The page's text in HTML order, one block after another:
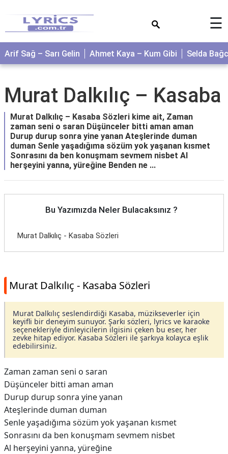
☰
Arif Sağ – Sarı Gelin Ahmet Kaya – Kum Gibi Selda
Murat Dalkılıç – Kasaba
Murat Dalkılıç – Kasaba Sözleri kime ait, Zaman
zaman seni o saran Düşünceler bitti aman aman
Durup durup sonra yine yanan Ateşlerinde duman
duman Senle yaşadığıma sözüm yok yaşanan kısmet
Sonrasını da ben konuşmam sevmem nisbet Al
herşeyini yanna, yüreğine Benden ne ...
Bu Yazımızda Neler Bulacaksınız ?
Murat Dalkılıç - Kasaba Sözleri
Murat Dalkılıç - Kasaba Sözleri
Murat Dalkılıç seslendirdiği Kasaba, müzikseverler için
keyifli bir deneyim sunuyor. Şarkı sözleri, lyrics ve karaoke
seçenekleriyle dinleyicilerin ilgisini çeken bu eser, her
zevke hitap ediyor. Kasaba Sözleri ile şarkıya kolayca eşlik
edebilirsiniz.
Zaman zaman seni o saran
Düşünceler bitti aman aman
Durup durup sonra yine yanan
Ateşlerinde duman duman
Senle yaşadığıma sözüm yok yaşanan kısmet
Sonrasını da ben konuşmam sevmem nisbet
Al herşeyini yanna, yüreğine